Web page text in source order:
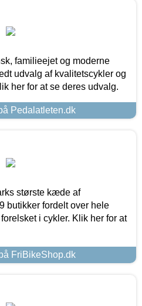
familieejet og moderne
udvalg af kvalitetscykler og
her for at se deres udvalg.
Pedalatleten.dk
største kæde af
butikker fordelt over hele
i cykler. Klik her for at
FriBikeShop.dk